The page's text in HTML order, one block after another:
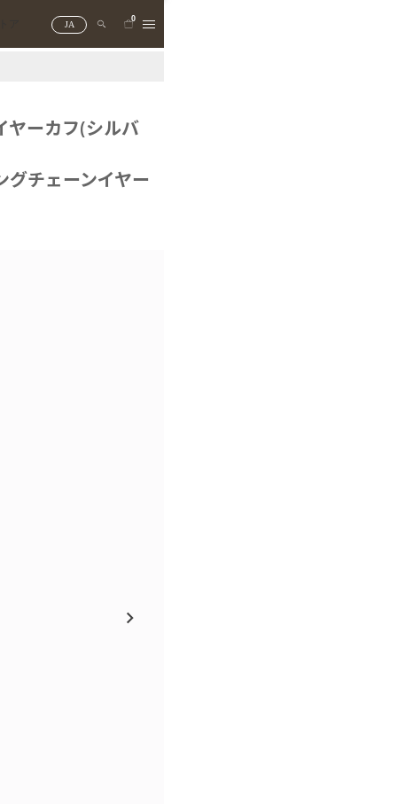
JA
0
ヤーカフ(シルバ
グチェーンイヤー